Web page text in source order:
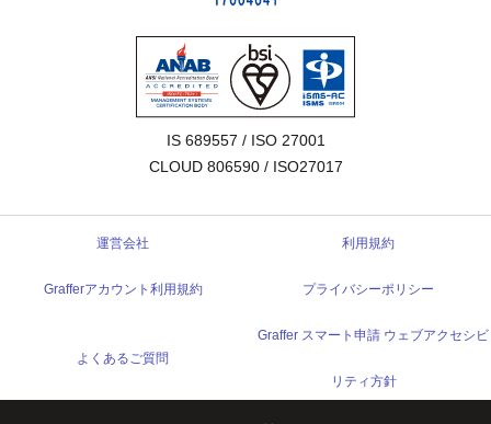
IS 689557 / ISO 27001
CLOUD 806590 / ISO27017
運営会社 利用規約
Grafferアカウント利用規約 プライバシーポリシー
よくあるご質問
Graffer スマート申請 ウェブアクセシビ
リティ方針